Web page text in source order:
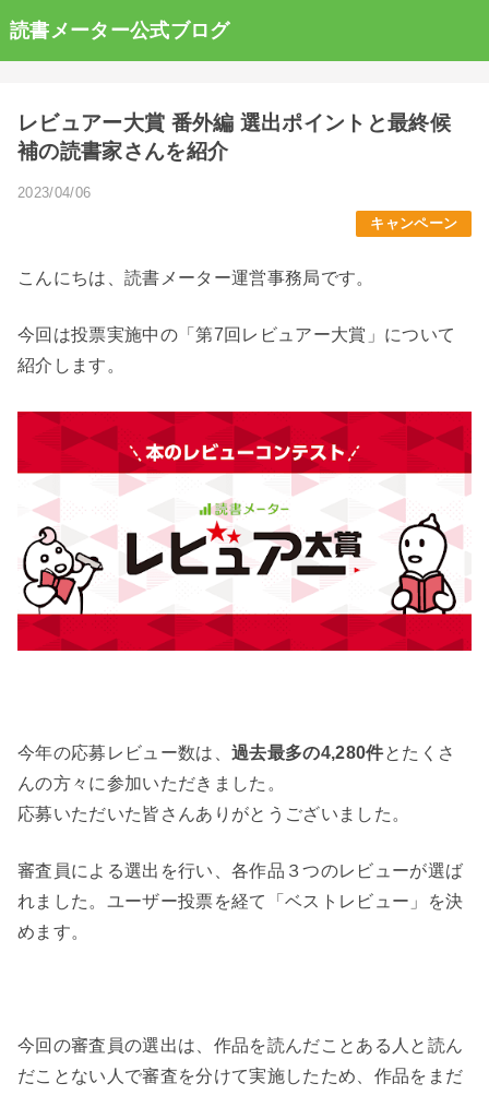
読書メーター公式ブログ
レビュアー大賞 番外編 選出ポイントと最終候
補の読書家さんを紹介
2023/04/06
キャンペーン
こんにちは、読書メーター運営事務局です。
今回は投票実施中の「第7回レビュアー大賞」について
紹介します。
今年の応募レビュー数は、過去最多の4,280件とたくさ
んの方々に参加いただきました。
応募いただいた皆さんありがとうございました。
審査員による選出を行い、各作品３つのレビューが選ば
れました。ユーザー投票を経て「ベストレビュー」を決
めます。
今回の審査員の選出は、作品を読んだことある人と読ん
だことない人で審査を分けて実施したため、作品をまだ